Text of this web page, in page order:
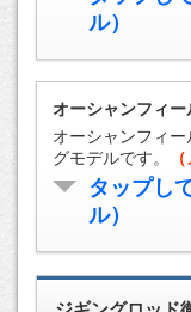
ル）
オーシャンフィ
オーシャンフィ
グモデルです。
タップし
ル）